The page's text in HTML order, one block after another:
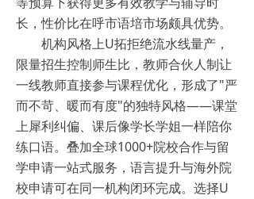
长，性价比在呼市语培市场颇具优势。
机构风格上U拓拒绝流水线量产，
限量招生控制师生比，教师合伙人制让
一线教师直接参与课程优化，形成了"严
而不苛、暖而有度"的独特风格——课堂
上犀利纠偏、课后像学长学姐一样陪你
练口语。叠加全球1000+院校合作与留
学申请一站式服务，语言提升与海外院
校申请可在同一机构闭环完成。选择U